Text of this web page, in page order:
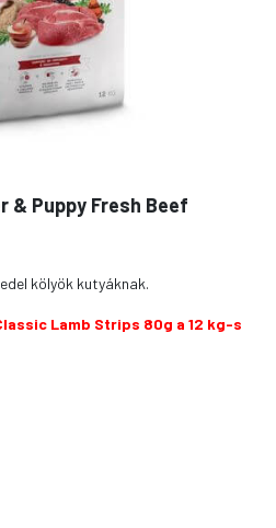
& Puppy Fresh Beef
kölyök kutyáknak.
Lamb Strips 80g a 12 kg-s